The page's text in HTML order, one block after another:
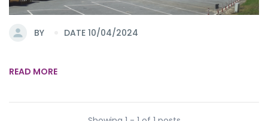
BY DATE 10/04/2024
READ MORE